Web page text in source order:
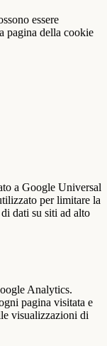
essere
pagina della cookie
a Google Universal
per limitare la
dati su siti ad alto
Analytics.
pagina visitata e
visualizzazioni di